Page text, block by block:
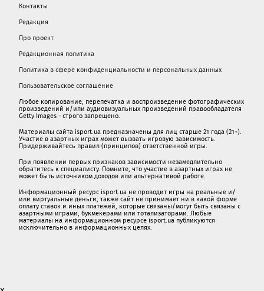
Контакты
Редакция
Про проект
Редакционная политика
Политика в сфере конфиденциальности и персональных данных
Пользовательское соглашение
Любое копирование, перепечатка и воспроизведение фотографических
произведений и/или аудиовизуальных произведений правообладателя
Getty Images - строго запрещено.
Материалы сайта isport.ua предназначены для лиц старше 21 года (21+).
Участие в азартных играх может вызвать игровую зависимость.
Придерживайтесь правил (принципов) ответственной игры.
При появлении первых признаков зависимости незамедлительно
обратитесь к специалисту. Помните, что участие в азартных играх не
может быть источником доходов или альтернативой работе.
Информационный ресурс isport.ua не проводит игры на реальные и/
или виртуальные деньги, также сайт не принимает ни в какой форме
oплaту ставок и иных платежей, которые связаны/могут быть связаны c
азартными игрaми, букмекерами или тотализаторами. Любые
материалы на информационном ресурсе isport.ua публикуютcя
исключительно в информационных целях.